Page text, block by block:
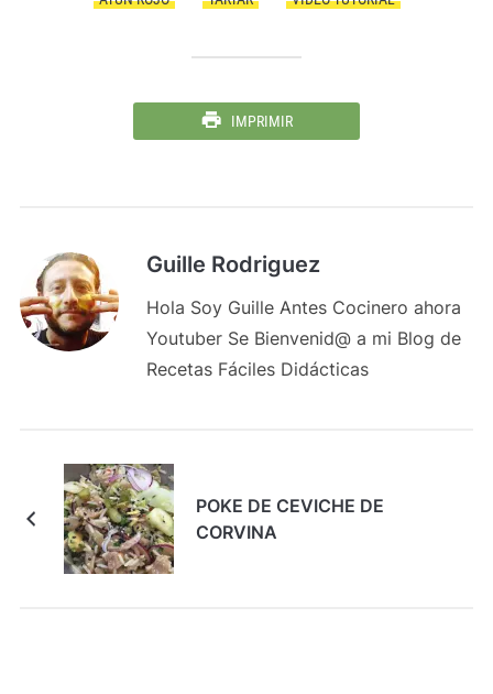
IMPRIMIR
Guille Rodriguez
Hola Soy Guille Antes Cocinero ahora
Youtuber Se Bienvenid@ a mi Blog de
Recetas Fáciles Didácticas
POKE DE CEVICHE DE
CORVINA